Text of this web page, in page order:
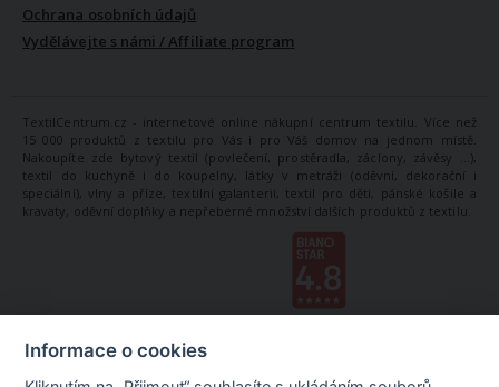
Ochrana osobních údajů
Vydělávejte s námi / Affiliate program
TextilCentrum.cz - internetové online nákupní centrum textilu. Více než
15 000 produktů z textilu pro Vás i pro Váš domov na jednom místě.
Nakoupíte zde bytový textil (povlečení, prostěradla, záclony, závěsy ...),
textil do kuchyně i do koupelny, látky v metráži (oděvní, dekorační i
speciální), vlny a příze, textilní galanterii, textil pro děti, pánské košile a
kravaty, oděvní doplňky a nepřeberné množství dalších produktů z textilu.
Informace o cookies